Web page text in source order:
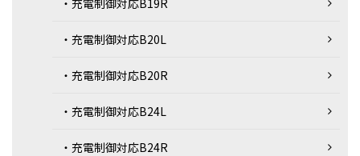
・充電制御対応B19R
・充電制御対応B20L
・充電制御対応B20R
・充電制御対応B24L
・充電制御対応B24R